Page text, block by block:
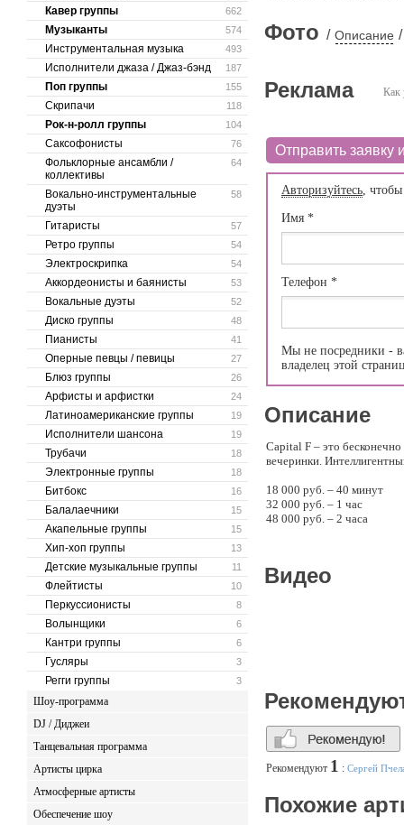
662
Кавер группы
574
Музыканты
493
Инструментальная музыка
187
Исполнители джаза / Джаз-бэнд
155
Поп группы
118
Скрипачи
104
Рок-н-ролл группы
76
Саксофонисты
64
Фольклорные ансамбли /
коллективы
58
Вокально-инструментальные
дуэты
57
Гитаристы
54
Ретро группы
54
Электроскрипка
53
Аккордеонисты и баянисты
52
Вокальные дуэты
48
Диско группы
41
Пианисты
27
Оперные певцы / певицы
26
Блюз группы
24
Арфисты и арфистки
19
Латиноамериканские группы
19
Исполнители шансона
18
Трубачи
18
Электронные группы
16
Битбокс
15
Балалаечники
15
Акапельные группы
13
Хип-хоп группы
11
Детские музыкальные группы
10
Флейтисты
8
Перкуссионисты
6
Волынщики
6
Кантри группы
3
Гусляры
3
Регги группы
Шоу-программа
DJ / Диджеи
Танцевальная программа
Артисты цирка
Атмосферные артисты
Обеспечение шоу
Фото / Описание /
Как
Реклама
Отправить заявку
Авторизуйтесь,
Имя *
Телефон *
Мы не посредники -
владелец этой
Описание
Capital F – это
вечеринки.
18 000 руб. – 40 минут
32 000 руб. – 1 час
48 000 руб. – 2 часа
Daft Punk – Get Lucky
Maroon 5 – This Love
Bruno Mars – Runaway
James Brown – I Feel Good
Jamiroquai – Deeper
Jamiroquai – You Give Me
Jamiroquai – Runaway
Maroon 5 – Harder To
Red Hot Chili Peppers –
Видео
Рекомендуют 1 : Сергей
Похожие